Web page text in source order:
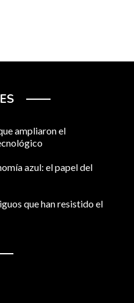
ampliaron el
azul: el papel del
que han resistido el